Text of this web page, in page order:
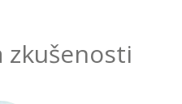
zkušenosti